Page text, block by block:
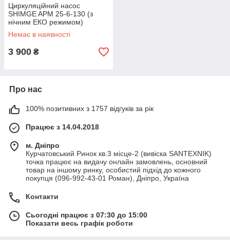
Циркуляційний насос
SHIMGE APM 25-6-130 (з
нічним ЕКО режимом)
Немає в наявності
3 900 ₴
Про нас
100% позитивних з 1757 відгуків за рік
Працює з 14.04.2018
м. Дніпро
Курчатовський Ринок кв.3 місце-2 (вивіска SANTEXNIK)
точка працює на видачу онлайн замовлень, основний
товар на іншому ринку, особистий підхід до кожного
покупця (096-992-43-01 Роман), Дніпро, Україна
Контакти
Сьогодні працює з 07:30 до 15:00
Показати весь графік роботи